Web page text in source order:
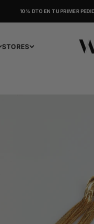
10% DTO EN TU PRIMER
STORES